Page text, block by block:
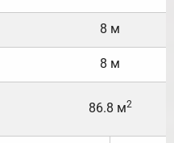
8 м
8 м
86.8 м2